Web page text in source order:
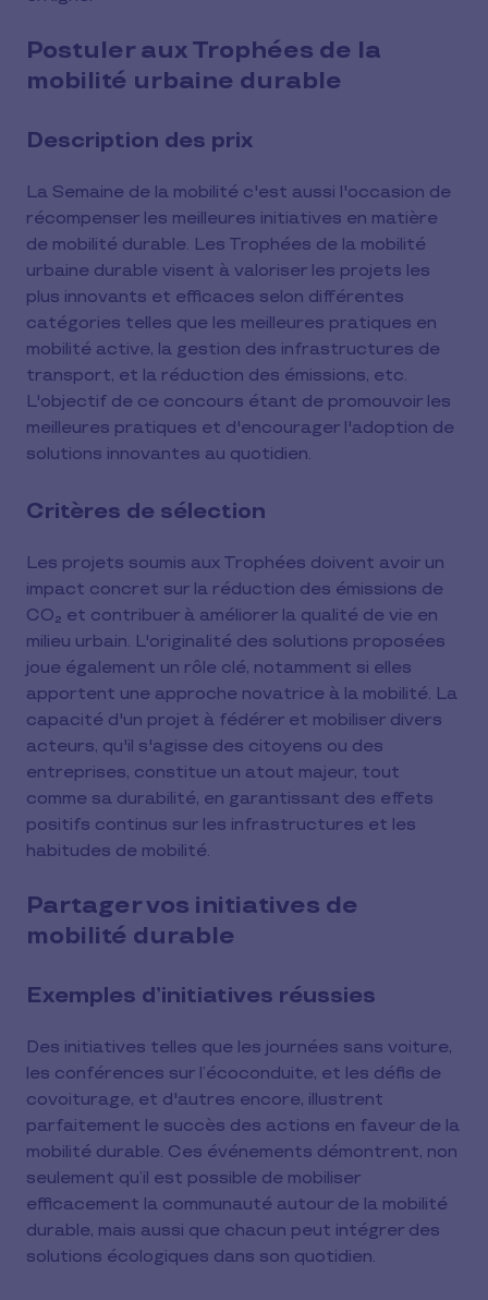
Postuler aux Trophées de la
mobilité urbaine durable
Description des prix
La Semaine de la mobilité c'est aussi l'occasion de
récompenser les meilleures initiatives en matière
de mobilité durable. Les Trophées de la mobilité
urbaine durable visent à valoriser les projets les
plus innovants et efficaces selon différentes
catégories telles que les meilleures pratiques en
mobilité active, la gestion des infrastructures de
transport, et la réduction des émissions, etc.
L'objectif de ce concours étant de promouvoir les
meilleures pratiques et d'encourager l'adoption de
solutions innovantes au quotidien.
Critères de sélection
Les projets soumis aux Trophées doivent avoir un
impact concret sur la réduction des émissions de
CO₂ et contribuer à améliorer la qualité de vie en
milieu urbain. L'originalité des solutions proposées
joue également un rôle clé, notamment si elles
apportent une approche novatrice à la mobilité. La
capacité d'un projet à fédérer et mobiliser divers
acteurs, qu'il s'agisse des citoyens ou des
entreprises, constitue un atout majeur, tout
comme sa durabilité, en garantissant des effets
positifs continus sur les infrastructures et les
habitudes de mobilité.
Partager vos initiatives de
mobilité durable
Exemples d’initiatives réussies
Des initiatives telles que les journées sans voiture,
les conférences sur l’écoconduite, et les défis de
covoiturage, et d'autres encore, illustrent
parfaitement le succès des actions en faveur de la
mobilité durable. Ces événements démontrent, non
seulement qu’il est possible de mobiliser
efficacement la communauté autour de la mobilité
durable, mais aussi que chacun peut intégrer des
solutions écologiques dans son quotidien.